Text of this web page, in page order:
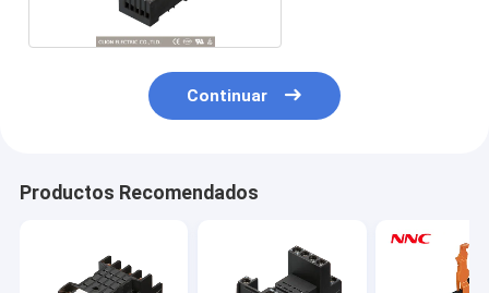
Continuar
Productos Recomendados